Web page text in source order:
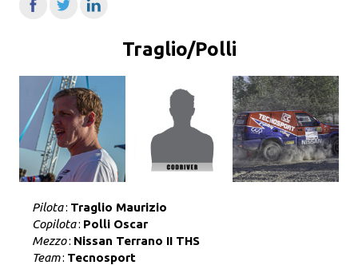
Traglio/Polli
Pilota: Traglio Maurizio
Copilota: Polli Oscar
Mezzo: Nissan Terrano II THS
Team: Tecnosport